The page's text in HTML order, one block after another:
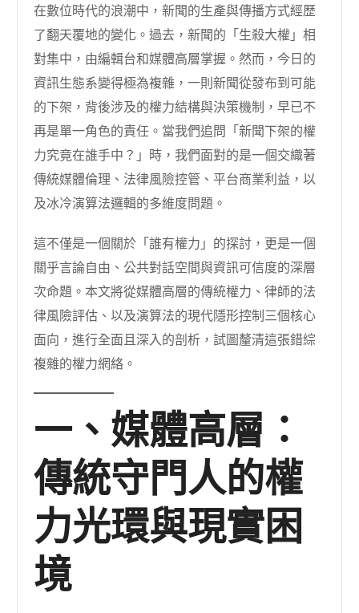
在數位時代的浪潮中，新聞的生產與傳播方式經歷
了翻天覆地的變化。過去，新聞的「生殺大權」相
對集中，由編輯台和媒體高層掌握。然而，今日的
資訊生態系變得極為複雜，一則新聞從發布到可能
的下架，背後涉及的權力結構與決策機制，早已不
再是單一角色的責任。當我們追問「新聞下架的權
力究竟在誰手中？」時，我們面對的是一個交織著
傳統媒體倫理、法律風險控管、平台商業利益，以
及冰冷演算法邏輯的多維度問題。
這不僅是一個關於「誰有權力」的探討，更是一個
關乎言論自由、公共對話空間與資訊可信度的深層
次命題。本文將從媒體高層的傳統權力、律師的法
律風險評估、以及演算法的現代隱形控制三個核心
面向，進行全面且深入的剖析，試圖釐清這張錯綜
複雜的權力網絡。
一、媒體高層：
傳統守門人的權
力光環與現實困
境